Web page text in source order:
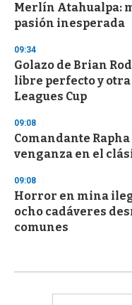
Merlín Atahualpa:
pasión inesperada
09:34
Golazo de Brian
libre perfecto y
Leagues Cup
09:08
Comandante
venganza en el
09:08
Horror en mina
ocho cadáveres
comunes